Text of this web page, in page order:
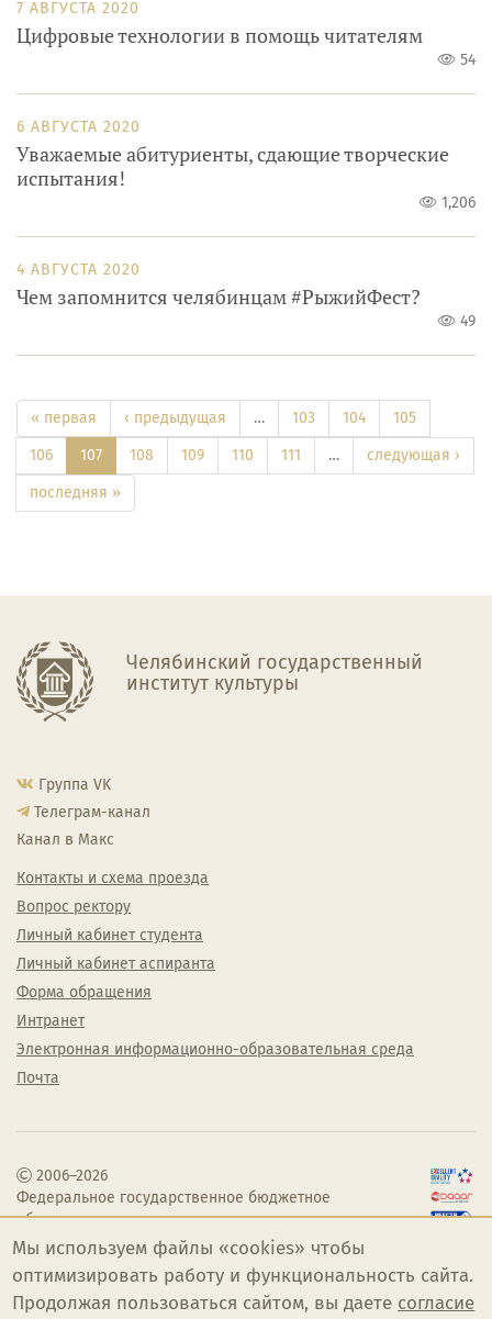
7 АВГУСТА 2020
Цифровые технологии в помощь читателям
54
6 АВГУСТА 2020
Уважаемые абитуриенты, сдающие творческие
испытания!
1,206
4 АВГУСТА 2020
Чем запомнится челябинцам #РыжийФест?
49
« первая ‹ предыдущая … 103 104
105
106
107 108 109 110 111 …
следующая ›
последняя »
Челябинский государственный
институт культуры
Группа VK
Телеграм-канал
Канал в Макс
Контакты и схема проезда
Вопрос ректору
Личный кабинет студента
Личный кабинет аспиранта
Форма обращения
Интранет
Электронная информационно-образовательная среда
Почта
2006–2026
Федеральное государственное бюджетное
образовательное учреждение высшего
образования «Челябинский государственный
институт культуры»
Мы используем файлы «cookies» чтобы
оптимизировать работу и функциональность сайта.
Продолжая пользоваться сайтом, вы даете согласие